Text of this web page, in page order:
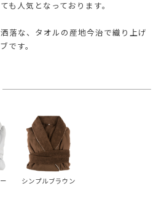
も人気となっております。
落な、タオルの産地今治で織り上げ
です。
シンプルブラウン